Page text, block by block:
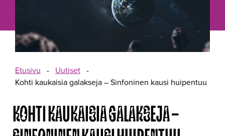
Etusivu - Uutiset -
Kohti kaukaisia galakseja – Sinfoninen kausi huipentuu
KOHTI KAUKAISIA GALAKSEJA –